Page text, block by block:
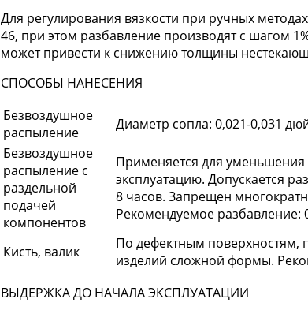
Для регулирования вязкости при ручных
46, при этом разбавление производят с шагом
может привести к снижению толщины
СПОСОБЫ НАНЕСЕНИЯ
Безвоздушное
распыление
Диаметр сопла: 0,021-0,031
Безвоздушное
распыление с
раздельной
подачей
компонентов
Применяется для
эксплуатацию. Допускается
8 часов. Запрещен
Рекомендуемое разбавление:
Кисть, валик
По дефектным поверхностям,
изделий сложной формы.
ВЫДЕРЖКА ДО НАЧАЛА ЭКСПЛУАТАЦИИ